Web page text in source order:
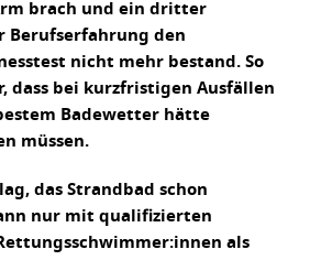
brach und ein dritter
Berufserfahrung den
nicht mehr bestand. So
dass bei kurzfristigen Ausfällen
Badewetter hätte
müssen.
das Strandbad schon
nur mit qualifizierten
als